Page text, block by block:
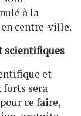
à la
centre-ville.
scientifiques
et
forts sera
ce faire,